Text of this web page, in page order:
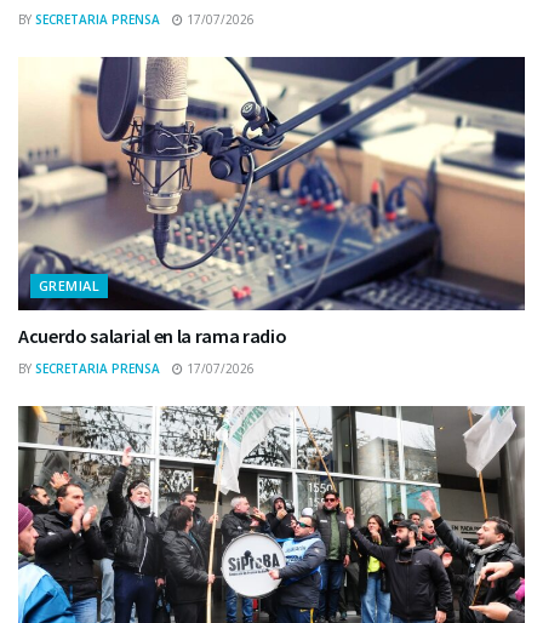
BY SECRETARIA PRENSA 17/07/2026
GREMIAL
Acuerdo salarial en la rama radio
BY SECRETARIA PRENSA 17/07/2026